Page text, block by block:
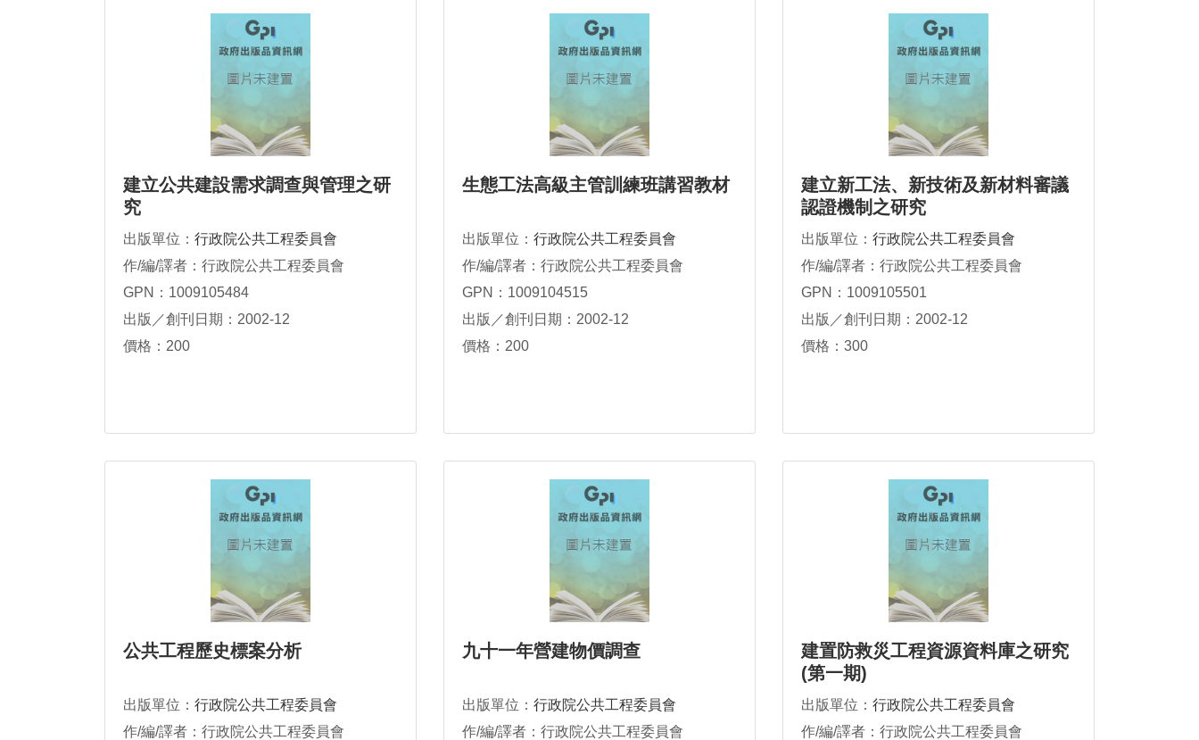
建立公共建設需求調查與管理之研
究
出版單位： 行政院公共工程委員會
作/編/譯者：行政院公共工程委員會
GPN：1009105484
出版／創刊日期：2002-12
價格：200
生態工法高級主管訓練班講習教材
出版單位： 行政院公共工程委員會
作/編/譯者：行政院公共工程委員會
GPN：1009104515
出版／創刊日期：2002-12
價格：200
建立新工法、新技術及新材料審議
認證機制之研究
出版單位： 行政院公共工程委員會
作/編/譯者：行政院公共工程委員會
GPN：1009105501
出版／創刊日期：2002-12
價格：300
公共工程歷史標案分析
出版單位： 行政院公共工程委員會
作/編/譯者：行政院公共工程委員會
九十一年營建物價調查
出版單位： 行政院公共工程委員會
作/編/譯者：行政院公共工程委員會
建置防救災工程資源資料庫之研究
(第一期)
出版單位： 行政院公共工程委員會
作/編/譯者：行政院公共工程委員會